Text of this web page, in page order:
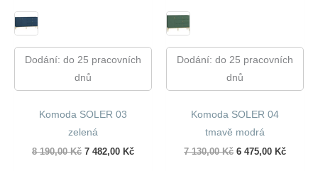
Dodání: do 25 pracovních
dnů
Komoda SOLER 03
zelená
8 190,00Kč Původní
7 482,00 KčAktuální
Dodání: do 25 pracovních
dnů
Komoda SOLER 04
tmavě modrá
7 130,00Kč Původní
6 475,00 Kč